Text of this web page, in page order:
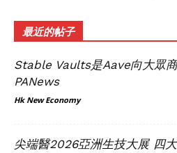
最近的帖子
Stable Vaults是Aave向大眾
PANews
Hk New Economy
尖端醫2026亞洲生技大展 四